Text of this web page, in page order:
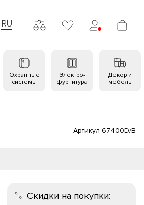
RU
Охранные
системы
Электро-
фурнитура
Декор и
мебель
Артикул 67400D/B
Скидки на покупки: